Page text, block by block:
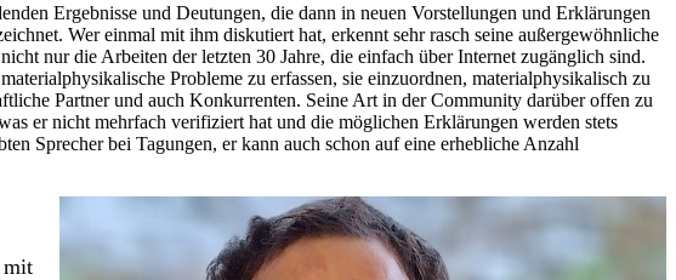
Ergebnisse und Deutungen, die dann in neuen Vorstellungen und Erklärungen
Wer einmal mit ihm diskutiert hat, erkennt sehr rasch seine außergewöhnliche
nur die Arbeiten der letzten 30 Jahre, die einfach über Internet zugänglich sind.
Probleme zu erfassen, sie einzuordnen, materialphysikalisch zu
Partner und auch Konkurrenten. Seine Art in der Community darüber offen zu
er nicht mehrfach verifiziert hat und die möglichen Erklärungen werden stets
Sprecher bei Tagungen, er kann auch schon auf eine erhebliche Anzahl
mit